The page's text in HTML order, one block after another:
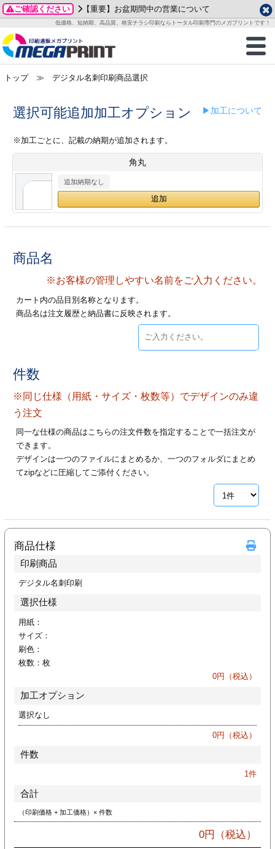
ご確認ください 【重要】お盆期間中の営業について
低価格、短納期、高品質、格安チラシ印刷ならトータル印刷専門のメガプリントです！
商品一覧
グッズ
ステッカー
物
ックカード印刷
ィ・販促グッズ
＆盛り上げ印刷
イズ
ご利用ガイド
お客様へ
いて
ついて
方法
刷
カード印刷
ード印刷
ックカード名刺
型マル型印刷
ー印刷
刷
印刷
フォルダー
ファイル印刷
印刷
印刷
リーブ印刷
印刷
データ作成ガイド
成前に
ガイド
イド
加工指示ガイド
テンプレート
ード印刷
名刺印刷
名刺印刷
ックカード
印刷
印刷
刷
名刺印刷
印刷
ムカード印刷
カード印刷
フォルダー
ファイル印刷
ァイル印刷
リーブ
一覧
わせ
質問FAQ
り
2026年 8月
月
火 水 木 金
土
1
10
11 12 13
15
24
25 26 27 28
29
2026年 9月
水 木 金
土
14
15
21
22
30
・・休業日
トップ≫ デジタル名刺印刷商品選択
選択可能追加加工オプション ▶加工について
※加工ごとに、記載の納期が追加されます。
角丸
追加納期なし
商品名
※お客様の管理しやすい名前をご入力ください。
カート内の品目別名称となります。
商品名は注文履歴と納品書に反映されます。
件数
※同じ仕様（用紙・サイズ・枚数等）でデザインのみ違
う注文
同一な仕様の商品はこちらの注文件数を指定することで一括注文が
できます。
デザインは一つのファイルにまとめるか、一つのフォルダにまとめ
てzipなどに圧縮してご添付ください。
商品仕様
印刷商品
デジタル名刺印刷
選択仕様
用紙：
サイズ：
刷色：
枚数： 枚
0円（税込）
加工オプション
選択なし
0円（税込）
件数
1件
合計
（印刷価格 + 加工価格）× 件数
0円（税込）